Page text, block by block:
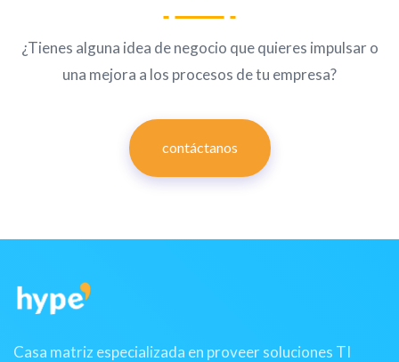
¿Tienes alguna idea de negocio que quieres impulsar o
una mejora a los procesos de tu empresa?
contáctanos
Casa matriz especializada en proveer soluciones TI